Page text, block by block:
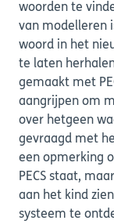
woorden te
van modelleren
woord in het
te laten
gemaakt met
aangrijpen om
over hetgeen
gevraagd met
een opmerking
PECS staat,
aan het kind
systeem te